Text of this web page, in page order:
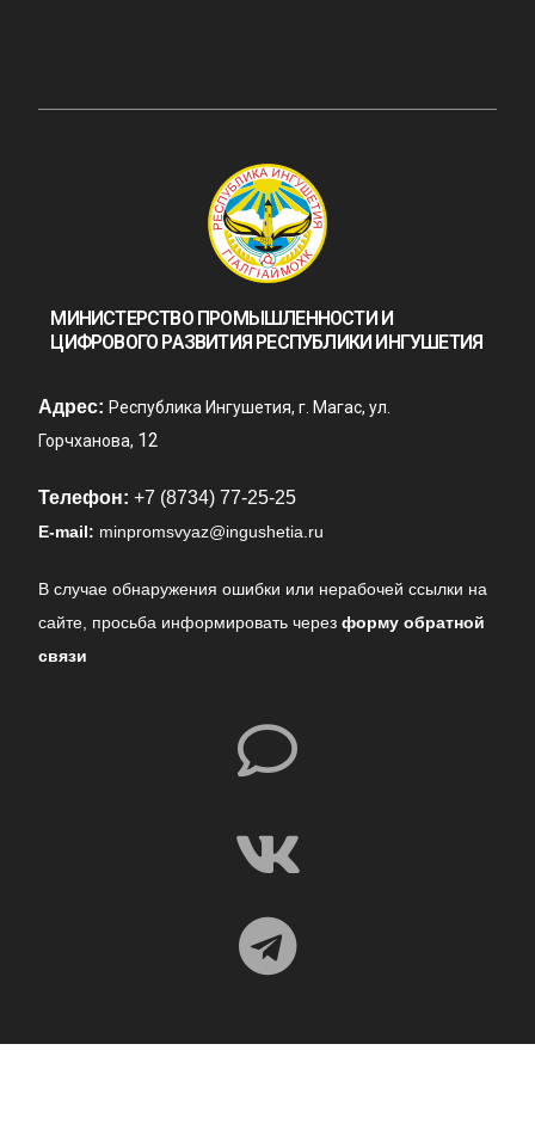
МИНИСТЕРСТВО ПРОМЫШЛЕННОСТИ И
ЦИФРОВОГО РАЗВИТИЯ РЕСПУБЛИКИ ИНГУШЕТИЯ
Адрес: Республика Ингушетия, г. Магас, ул.
Горчханова, 12
Телефон: +7 (8734) 77-25-25
E-mail: minpromsvyaz@ingushetia.ru
В случае обнаружения ошибки или нерабочей ссылки на
сайте, просьба информировать черезформу обратной
связи